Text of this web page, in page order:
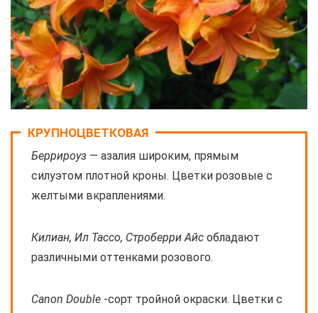
КРУПНОЦВЕТКОВАЯ
Беррироуз — азалия широким, прямым
силуэтом плотной кроны. Цветки розовые с
желтыми вкраплениями.
Килиан, Ил Тассо, Строберри Айс обладают
различными оттенками розового.
Canon Double -сорт тройной окраски. Цветки с